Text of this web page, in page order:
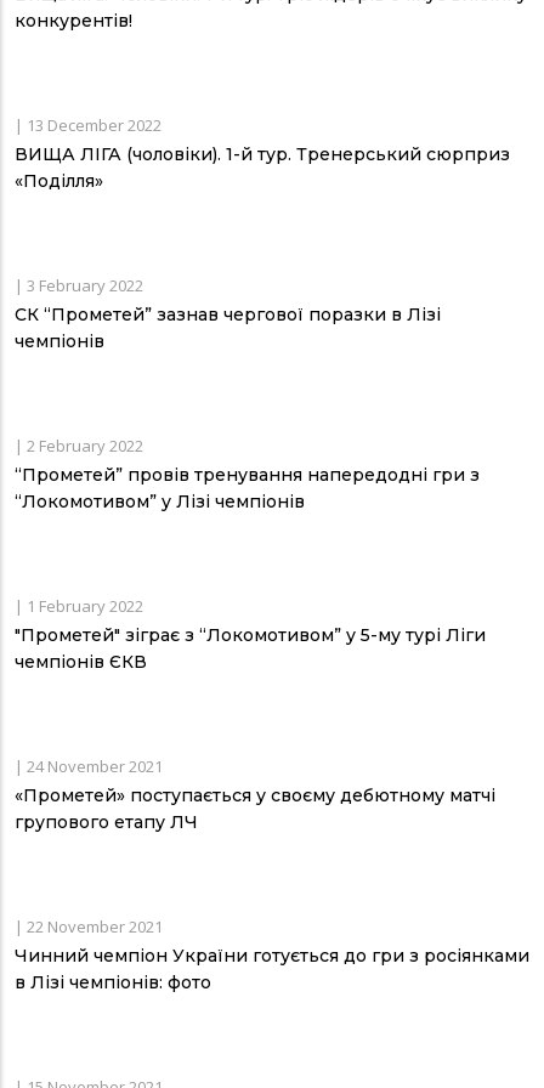
конкурентів!
| 13 December 2022
ВИЩА ЛІГА (чоловіки). 1-й тур. Тренерський сюрприз
«Поділля»
| 3 February 2022
СК “Прометей” зазнав чергової поразки в Лізі
чемпіонів
| 2 February 2022
“Прометей” провів тренування напередодні гри з
“Локомотивом” у Лізі чемпіонів
| 1 February 2022
"Прометей" зіграє з “Локомотивом” у 5-му турі Ліги
чемпіонів ЄКВ
| 24 November 2021
«Прометей» поступається у своєму дебютному матчі
групового етапу ЛЧ
| 22 November 2021
Чинний чемпіон України готується до гри з росіянками
в Лізі чемпіонів: фото